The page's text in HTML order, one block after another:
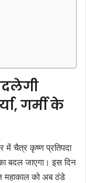
गर्मी के
में चैत्र कृष्ण प्रतिपदा
बदल जाएगा। इस दिन
महाकाल को अब ठंडे